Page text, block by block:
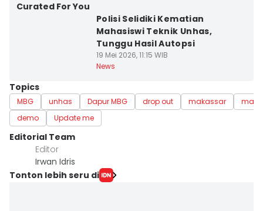
Curated For You
Polisi Selidiki Kematian
Mahasiswi Teknik Unhas,
Tunggu Hasil Autopsi
19 Mei 2026, 11:15 WIB
News
Topics
MBG unhas Dapur MBG drop out makassar
demo
Update me
Editorial Team
Editor
Irwan Idris
Tonton lebih seru di